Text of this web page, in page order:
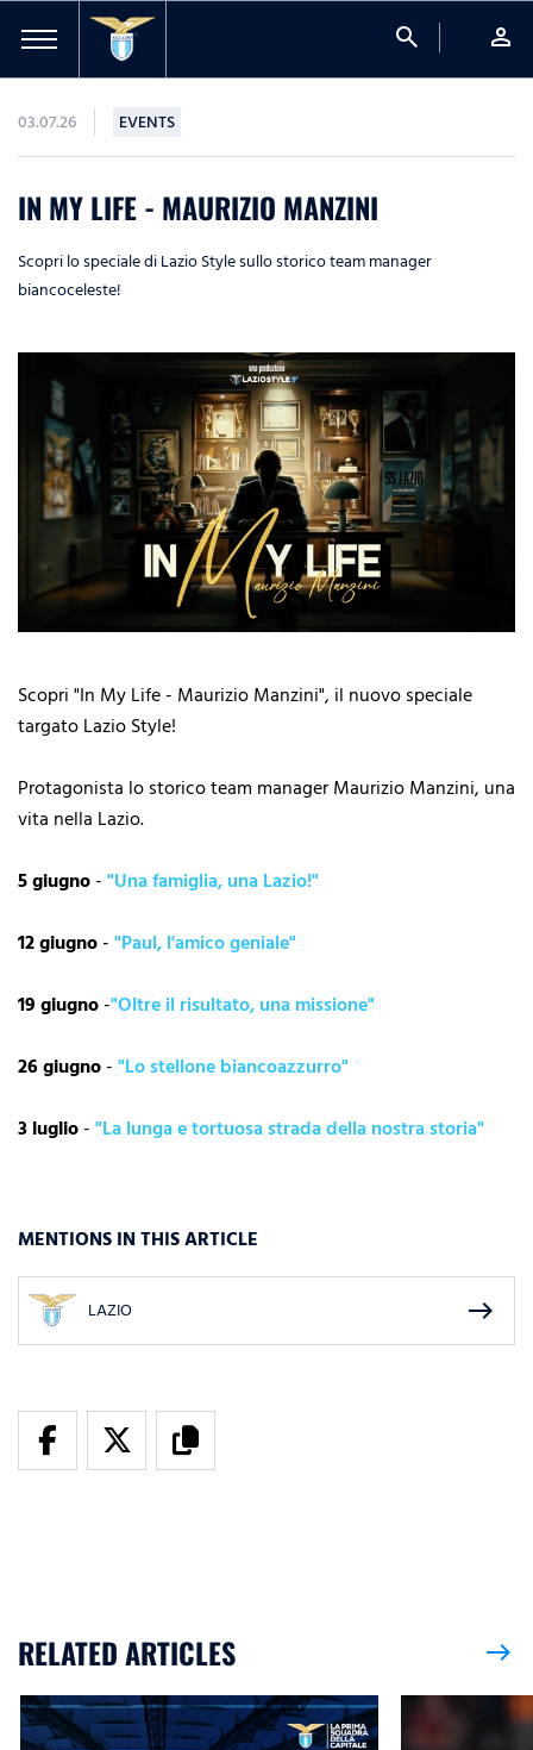
search person
03.07.26 EVENTS
IN MY LIFE - MAURIZIO MANZINI
Scopri lo speciale di Lazio Style sullo storico team manager
biancoceleste!
Scopri "In My Life - Maurizio Manzini", il nuovo speciale
targato Lazio Style!
Protagonista lo storico team manager Maurizio Manzini, una
vita nella Lazio.
5 giugno-"Una famiglia, una Lazio!"
12 giugno-"Paul, l'amico geniale"
19 giugno-"Oltre il risultato, una missione"
26 giugno-"Lo stellone biancoazzurro"
3 luglio-"La lunga e tortuosa strada della nostra storia"
MENTIONS IN THIS ARTICLE
LAZIO east
RELATED ARTICLES east